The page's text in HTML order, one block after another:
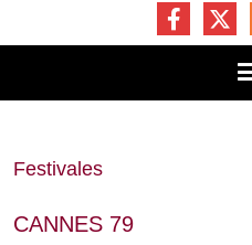
Festivales
CANNES 79